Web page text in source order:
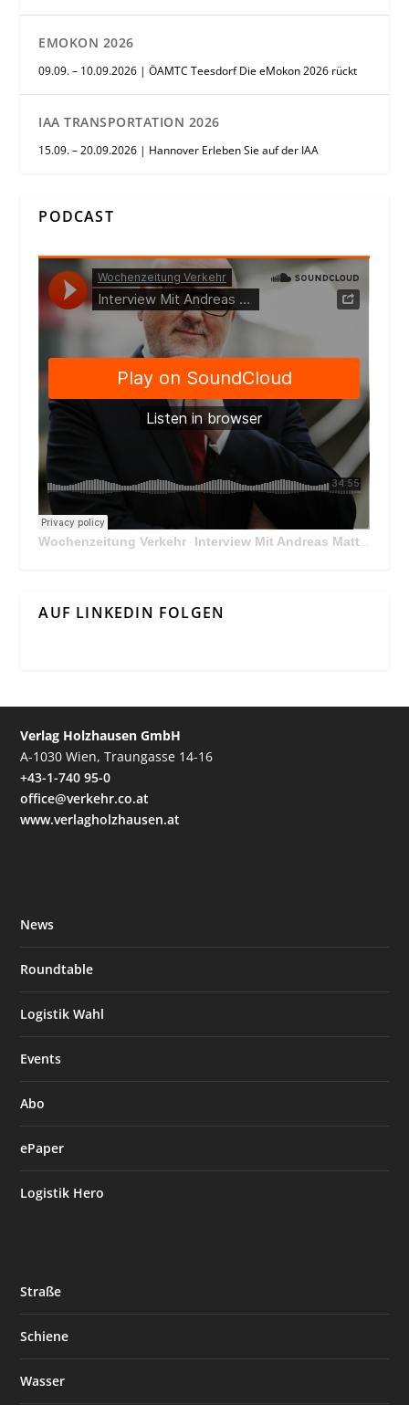
EMOKON 2026
09.09. – 10.09.2026 | ÖAMTC Teesdorf Die eMokon 2026 rückt
IAA TRANSPORTATION 2026
15.09. – 20.09.2026 | Hannover Erleben Sie auf der IAA
PODCAST
Wochenzeitung Verkehr · Interview Mit Andreas Matthä, CEO der ÖBB Holding
AUF LINKEDIN FOLGEN
Verlag Holzhausen GmbH
A-1030 Wien, Traungasse 14-16
+43-1-740 95-0
office@verkehr.co.at
www.verlagholzhausen.at
News
Roundtable
Logistik Wahl
Events
Abo
ePaper
Logistik Hero
Straße
Schiene
Wasser